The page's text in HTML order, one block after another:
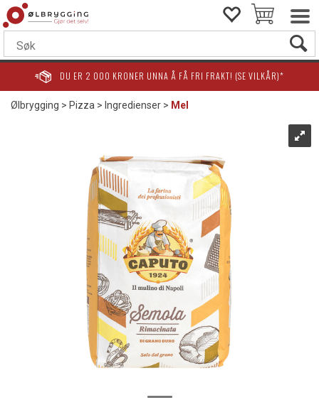
DU ER 2 000 KRONER UNNA Å FÅ FRI FRAKT! (SE VILKÅR)*
Ølbrygging>Pizza> Ingredienser> Mel